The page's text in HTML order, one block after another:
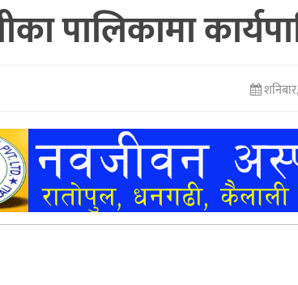
पालिकामा